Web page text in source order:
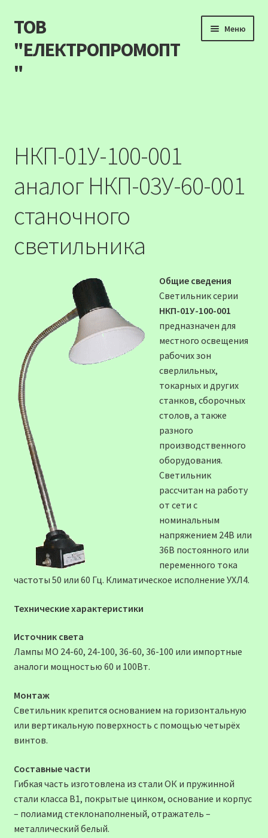
Перейти
до
навігації
Перейти
до
вмісту
ТОВ
"ЕЛЕКТРОПРОМОПТ
"
Меню
Прайс
Контакти
Про компанію
Карта сайту
НКП-01У-100-001
аналог НКП-03У-60-001
станочного
светильника
Общие сведения
Светильник серии
НКП-01У-100-001
предназначен для
местного освещения
рабочих зон
сверлильных,
токарных и других
станков, сборочных
столов, а также
разного
производственного
оборудования.
Светильник
рассчитан на работу
от сети с
номинальным
напряжением 24В или
36В постоянного или
переменного тока
частоты 50 или 60 Гц. Климатическое исполнение УХЛ4.
Технические характеристики
Источник света
Лампы МО 24-60, 24-100, 36-60, 36-100 или импортные
аналоги мощностью 60 и 100Вт.
Монтаж
Светильник крепится основанием на горизонтальную
или вертикальную поверхность с помощью четырёх
винтов.
Составные части
Гибкая часть изготовлена из стали ОК и пружинной
стали класса В1, покрытые цинком, основание и корпус
– полиамид стеклонаполненый, отражатель –
металлический белый.